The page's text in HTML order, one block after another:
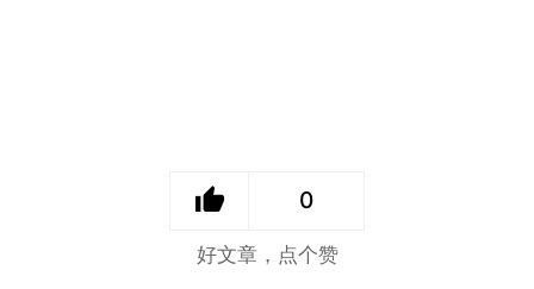
0
好文章，点个赞